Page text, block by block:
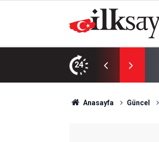
24
kavga: 4 yaralı
Anasayfa Güncel